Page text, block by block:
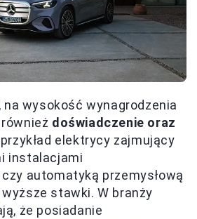
na wysokość wynagrodzenia
doświadczenie oraz
elektrycy zajmujący
instalacjami
automatyką przemysłową
stawki. W branży
że posiadanie